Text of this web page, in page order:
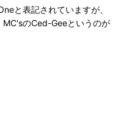
と表記されていますが、
のCed-Geeというのが